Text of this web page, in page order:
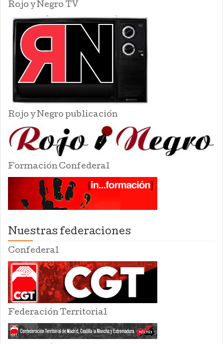
Rojo y Negro TV
Rojo y Negro publicación
Formación Confederal
Nuestras federaciones
Confederal
Federación Territorial